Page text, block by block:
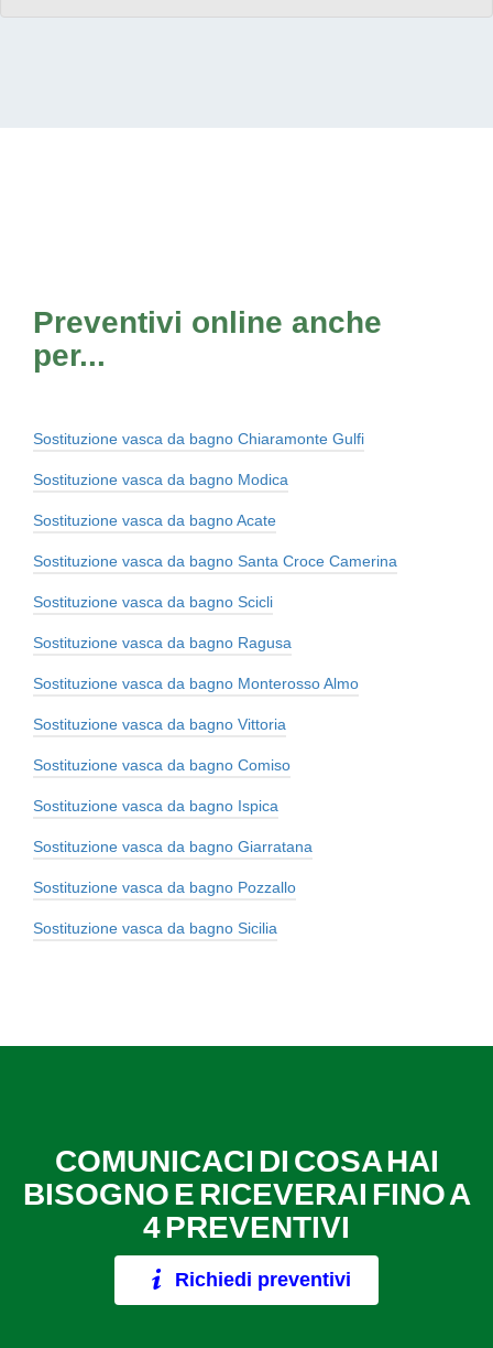
Preventivi online anche
per...
Sostituzione vasca da bagno Chiaramonte Gulfi
Sostituzione vasca da bagno Modica
Sostituzione vasca da bagno Acate
Sostituzione vasca da bagno Santa Croce Camerina
Sostituzione vasca da bagno Scicli
Sostituzione vasca da bagno Ragusa
Sostituzione vasca da bagno Monterosso Almo
Sostituzione vasca da bagno Vittoria
Sostituzione vasca da bagno Comiso
Sostituzione vasca da bagno Ispica
Sostituzione vasca da bagno Giarratana
Sostituzione vasca da bagno Pozzallo
Sostituzione vasca da bagno Sicilia
COMUNICACI DI COSA HAI
BISOGNO E RICEVERAI FINO A
4 PREVENTIVI
Richiedi preventivi